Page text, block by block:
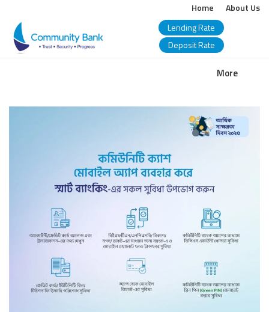
Home
About Us
Lending Rate
Deposit Rate
More
COMMUNITY
BANK
BANGLADESH
Awards
Gallery
Center